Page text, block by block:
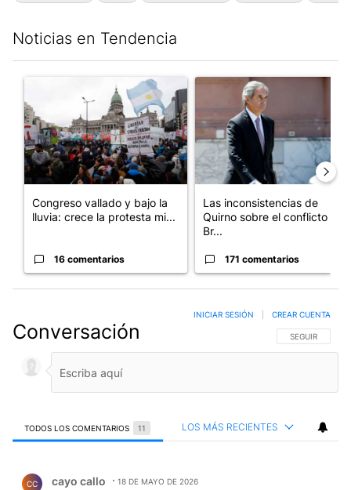
Noticias en Tendencia
Un artículo de tendencia con el título "Congreso vallado y
Congreso vallado y bajo la
lluvia: crece la protesta mi...
16 comentarios
Un artículo de tendencia con
Las inconsistencias de
Quirno sobre el conflicto con
Br...
171 comentarios
Conversación SIGA ESTA
SEGUIR
INICIAR SESIÓN CREAR CUENTA
TODOS LOS COMENTARIOS 11 LOS MÁS RECIENTES
CC cayo callo 18 DE MAYO DE 2026